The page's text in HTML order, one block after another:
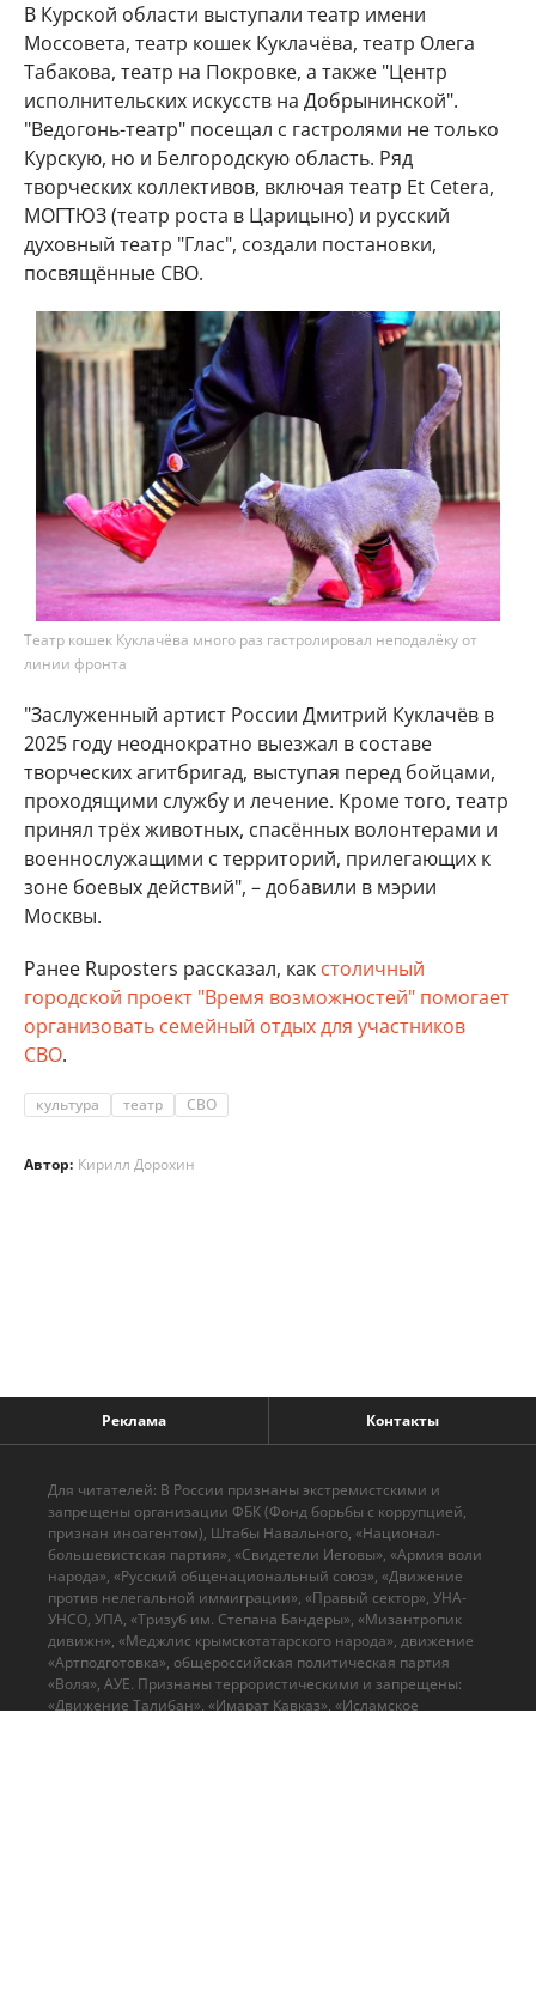
В Курской области выступали театр имени
Моссовета, театр кошек Куклачёва, театр Олега
Табакова, театр на Покровке, а также "Центр
исполнительских искусств на Добрынинской".
"Ведогонь-театр" посещал с гастролями не только
Курскую, но и Белгородскую область. Ряд
творческих коллективов, включая театр Et Cetera,
МОГТЮЗ (театр роста в Царицыно) и русский
духовный театр "Глас", создали постановки,
посвящённые СВО.
Театр кошек Куклачёва много раз гастролировал неподалёку от
линии фронта
"Заслуженный артист России Дмитрий Куклачёв в
2025 году неоднократно выезжал в составе
творческих агитбригад, выступая перед бойцами,
проходящими службу и лечение. Кроме того, театр
принял трёх животных, спасённых волонтерами и
военнослужащими с территорий, прилегающих к
зоне боевых действий", – добавили в мэрии
Москвы.
Ранее Ruposters рассказал, как столичный
городской проект "Время возможностей" помогает
организовать семейный отдых для участников
СВО.
культура театр СВО
Автор: Кирилл Дорохин
Реклама Контакты
Для читателей: В России признаны экстремистскими и
запрещены организации ФБК (Фонд борьбы с коррупцией,
признан иноагентом), Штабы Навального, «Национал-
большевистская партия», «Свидетели Иеговы», «Армия воли
народа», «Русский общенациональный союз», «Движение
против нелегальной иммиграции», «Правый сектор», УНА-
УНСО, УПА, «Тризуб им. Степана Бандеры», «Мизантропик
дивижн», «Меджлис крымскотатарского народа», движение
«Артподготовка», общероссийская политическая партия
«Воля», АУЕ. Признаны террористическими и запрещены:
«Движение Талибан», «Имарат Кавказ», «Исламское